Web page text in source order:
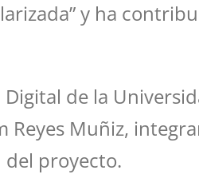
y ha
de la
Reyes Muñiz,
proyecto.